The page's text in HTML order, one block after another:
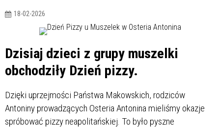
18-02-2026
Dzisiaj dzieci z grupy muszelki
obchodziły Dzień pizzy.
Dzięki uprzejmości Państwa Makowskich, rodziców
Antoniny prowadzących Osteria Antonina mieliśmy okazje
spróbować pizzy neapolitańskiej. To było pyszne